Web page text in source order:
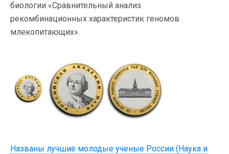
биологии «Сравнительный анализ
рекомбинационных характеристик геномов
млекопитающих».
Названы лучшие молодые ученые России (Наука и